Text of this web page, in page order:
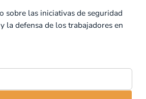
sobre las iniciativas de seguridad
la defensa de los trabajadores en